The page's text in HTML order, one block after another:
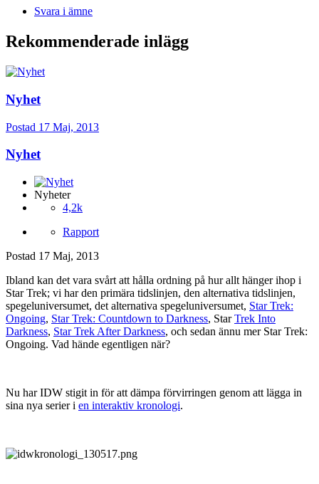
Svara i ämne
Rekommenderade inlägg
Nyhet
Postad 17 Maj, 2013
Nyhet
Nyheter
4,2k
Rapport
Postad 17 Maj, 2013
Ibland kan det vara svårt att hålla ordning på hur allt hänger ihop i
Star Trek; vi har den primära tidslinjen, den alternativa tidslinjen,
spegeluniversumet, det alternativa spegeluniversumet, Star Trek:
Ongoing, Star Trek: Countdown to Darkness, StarTrek Into
Darkness, Star Trek After Darkness, och sedan ännu mer Star Trek:
Ongoing. Vad hände egentligen när?
Nu har IDW stigit in för att dämpa förvirringen genom att lägga in
sina nya serier i en interaktiv kronologi.